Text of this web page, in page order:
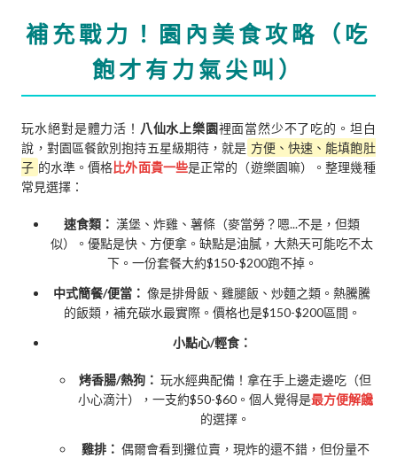
補充戰力！園內美食攻略（吃
飽才有力氣尖叫）
玩水絕對是體力活！ 八仙水上樂園裡面當然少不了吃的。坦白
說，對園區餐飲別抱持五星級期待，就是 方便、快速、能填飽肚
子 的水準。價格比外面貴一些是正常的（遊樂園嘛）。整理幾種
常見選擇：
速食類： 漢堡、炸雞、薯條（麥當勞？嗯...不是，但類
似）。優點是快、方便拿。缺點是油膩，大熱天可能吃不太
下。一份套餐大約$150-$200跑不掉。
中式簡餐/便當： 像是排骨飯、雞腿飯、炒麵之類。熱騰騰
的飯類，補充碳水最實際。價格也是$150-$200區間。
小點心/輕食：
烤香腸/熱狗： 玩水經典配備！拿在手上邊走邊吃（但
小心滴汁），一支約$50-$60。個人覺得是最方便解饞
的選擇。
雞排： 偶爾會看到攤位賣，現炸的還不錯，但份量不